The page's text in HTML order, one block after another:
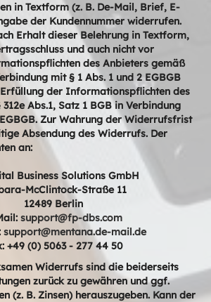
in Textform (z. B. De-Mail, Brief, E-
der Kundennummer widerrufen.
Erhalt dieser Belehrung in Textform,
und auch nicht vor
des Anbieters gemäß
mit § 1 Abs. 1 und 2 EGBGB
der Informationspflichten des
Abs.1, Satz 1 BGB in Verbindung
Zur Wahrung der Widerrufsfrist
Absendung des Widerrufs. Der
an:
Business Solutions GmbH
McClintock-Straße 11
12489 Berlin
support@fp-dbs.com
support@mentana.de-mail.de
+49 (0) 5063 - 277 44 50
Widerrufs sind die beiderseits
zurück zu gewähren und ggf.
(z. B. Zinsen) herauszugeben. Kann der